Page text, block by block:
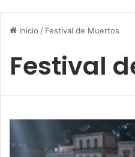
Inicio / Festival de Muertos
Festival